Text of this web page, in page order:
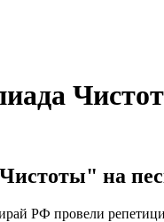
на
РФ провели